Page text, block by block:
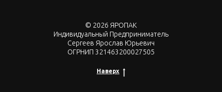
© 2026 ЯРОПАК
Индивидуальный Предприниматель
Сергеев Ярослав Юрьевич
ОГРНИП 321463200027505
Наверх